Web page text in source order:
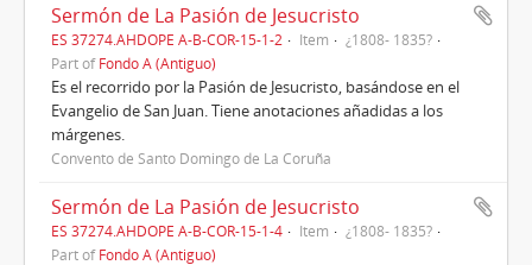
Sermón de La Pasión de Jesucristo
ES 37274.AHDOPE A-B-COR-15-1-2 Item
¿1808- 1835?
Part ofFondo A (Antiguo)
Es el recorrido por la Pasión de Jesucristo, basándose en el
Evangelio de San Juan. Tiene anotaciones añadidas a los
márgenes.
Convento de Santo Domingo de La Coruña
Sermón de La Pasión de Jesucristo
ES 37274.AHDOPE A-B-COR-15-1-4 Item
¿1808- 1835?
Part ofFondo A (Antiguo)